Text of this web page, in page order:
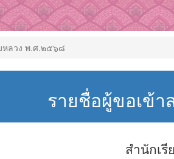
หลวง พ.ศ.๒๕๖๘
รายชื่อผู้ขอเข้
สำนักเ